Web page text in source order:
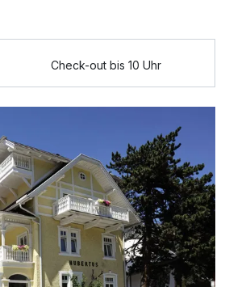
p.P. ab700,00 €
Check-out bis 10 Uhr